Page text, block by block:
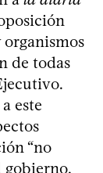
organismos
de todas
este
“no
gobierno.